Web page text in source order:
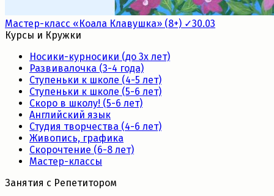
Мастер-класс «Коала Клавушка» (8+) ✓30.03
Курсы и Кружки
Носики-курносики (до 3х лет)
Развивалочка (3-4 года)
Ступеньки к школе (4-5 лет)
Ступеньки к школе (5-6 лет)
Скоро в школу! (5-6 лет)
Английский язык
Студия творчества (4-6 лет)
Живопись, графика
Скорочтение (6-8 лет)
Мастер-классы
Занятия с Репетитором